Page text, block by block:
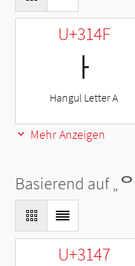
U+314F
ㅏ
Hangul Letter A
Mehr Anzeigen
Basierend auf „ᄋ
U+3147